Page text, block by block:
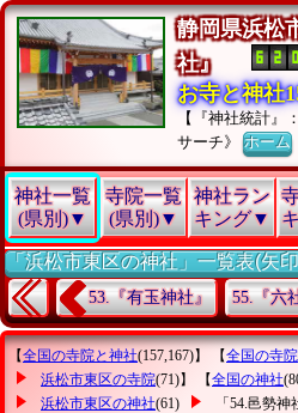
静岡県浜松
社』
お寺と神社
【『神社統計』
サーチ》ホーム
神社一覧
(県別)▼
寺院一覧
(県別)▼
神社ラン
キング▼
「浜松市東区の神社」一覧表(矢
53.『有玉神社』 55.『六
【全国の寺院と神社(157,167)】 【全国の寺院
浜松市東区の寺院(71)】 【全国の神社
浜松市東区の神社(61) 「54.邑勢神